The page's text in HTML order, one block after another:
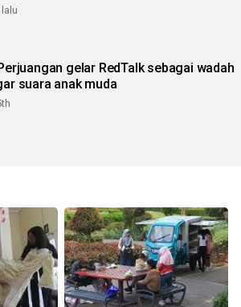
gelar RedTalk sebagai wadah
suara anak muda